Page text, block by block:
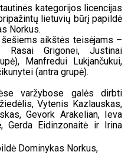
kategorijos licencijas
lietuvių būrį papildė
Norkus.
šešiems aikštės teisėjams –
Grigonei, Justinai
Manfredui Lukjančukui,
(antra grupė).
varžybose galės dirbti
Vytenis Kazlauskas,
Gevork Arakelian, Ieva
Gerda Eidinzonaitė ir Irina
Dominykas Norkus,